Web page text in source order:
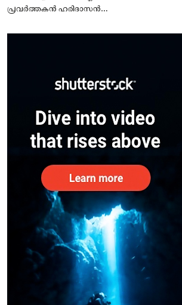
പ്രവര്‍ത്തകന്‍ ഹരിദാസന്‍
ഏഴ്പേര്‍ പിടിയില്‍.